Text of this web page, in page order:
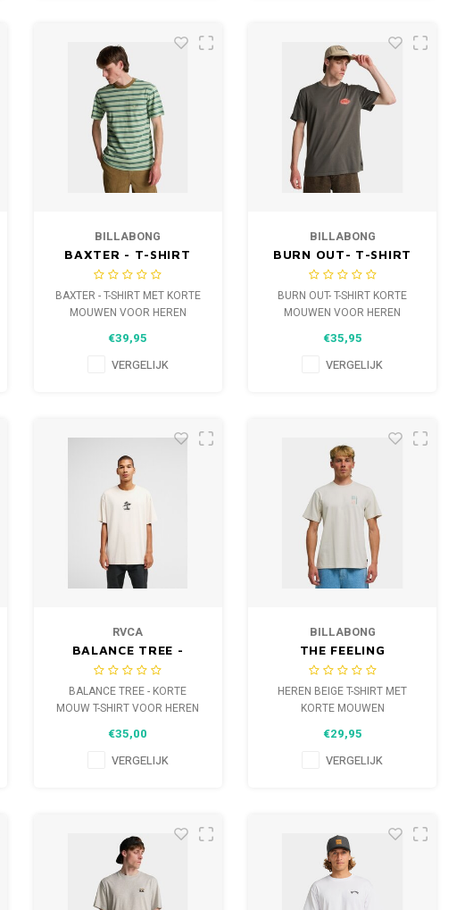
BILLABONG
BAXTER - T-SHIRT
MET KORTE MOUWEN
VOOR HEREN
BAXTER - T-SHIRT MET KORTE
MOUWEN VOOR HEREN
€39,95
VERGELIJK
BILLABONG
BURN OUT- T-SHIRT
KORTE MOUWEN
VOOR HEREN
BURN OUT- T-SHIRT KORTE
MOUWEN VOOR HEREN
€35,95
VERGELIJK
RVCA
BALANCE TREE -
KORTE MOUW T-
SHIRT VOOR HEREN
BALANCE TREE - KORTE
MOUW T-SHIRT VOOR HEREN
€35,00
VERGELIJK
BILLABONG
THE FEELING
HEREN BEIGE T-SHIRT MET
KORTE MOUWEN
€29,95
VERGELIJK